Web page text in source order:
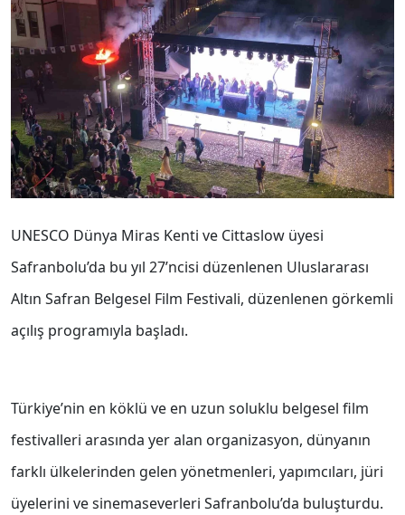
UNESCO Dünya Miras Kenti ve Cittaslow üyesi
Safranbolu’da bu yıl 27’ncisi düzenlenen Uluslararası
Altın Safran Belgesel Film Festivali, düzenlenen görkemli
açılış programıyla başladı.
Türkiye’nin en köklü ve en uzun soluklu belgesel film
festivalleri arasında yer alan organizasyon, dünyanın
farklı ülkelerinden gelen yönetmenleri, yapımcıları, jüri
üyelerini ve sinemaseverleri Safranbolu’da buluşturdu.